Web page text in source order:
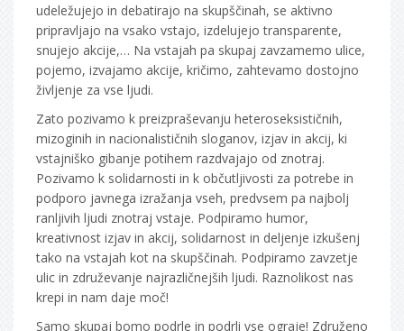
udeležujejo in debatirajo na skupščinah, se aktivno
pripravljajo na vsako vstajo, izdelujejo transparente,
snujejo akcije,… Na vstajah pa skupaj zavzamemo ulice,
pojemo, izvajamo akcije, kričimo, zahtevamo dostojno
življenje za vse ljudi.
Zato pozivamo k preizpraševanju heteroseksističnih,
mizoginih in nacionalističnih sloganov, izjav in akcij, ki
vstajniško gibanje potihem razdvajajo od znotraj.
Pozivamo k solidarnosti in k občutljivosti za potrebe in
podporo javnega izražanja vseh, predvsem pa najbolj
ranljivih ljudi znotraj vstaje. Podpiramo humor,
kreativnost izjav in akcij, solidarnost in deljenje izkušenj
tako na vstajah kot na skupščinah. Podpiramo zavzetje
ulic in združevanje najrazličnejših ljudi. Raznolikost nas
krepi in nam daje moč!
Samo skupaj bomo podrle in podrli vse ograje! Združeno